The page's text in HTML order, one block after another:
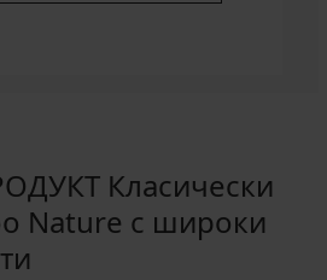
Класически
Nature с широки